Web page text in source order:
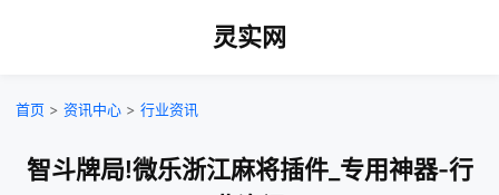
灵实网
首页 > 资讯中心 > 行业资讯
智斗牌局!微乐浙江麻将插件_专用神器-行